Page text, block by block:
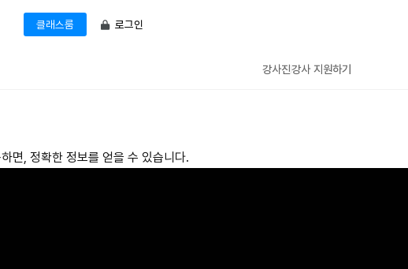
클래스룸 로그인
강사진강사 지원하기
면, 정확한 정보를 얻을 수 있습니다.